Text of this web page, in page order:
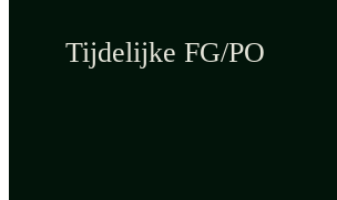
Tijdelijke FG/PO